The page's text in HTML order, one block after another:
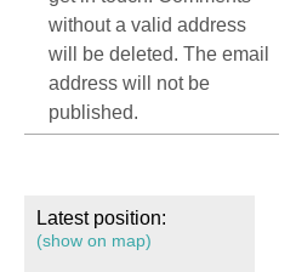
without a valid address
will be deleted. The email
address will not be
published.
Latest position:
(show on map)